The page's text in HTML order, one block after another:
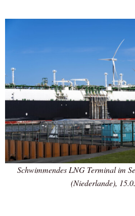
Schwimmendes LNG Terminal im
(Niederlande),